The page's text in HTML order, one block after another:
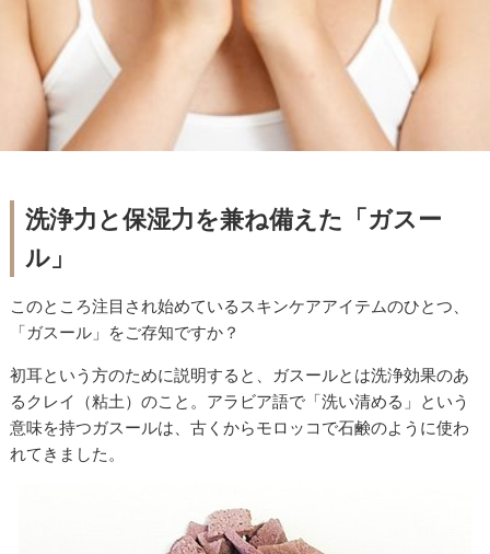
洗浄力と保湿力を兼ね備えた「ガスー
ル」
このところ注目され始めているスキンケアアイテムのひとつ、
「ガスール」をご存知ですか？
初耳という方のために説明すると、ガスールとは洗浄効果のあ
るクレイ（粘土）のこと。アラビア語で「洗い清める」という
意味を持つガスールは、古くからモロッコで石鹸のように使わ
れてきました。